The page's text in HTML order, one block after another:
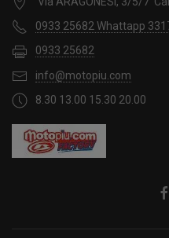
0933 25682 Whattapp
0933 25682
info@motopiu.com
8.30 13.00 15.30 20.00